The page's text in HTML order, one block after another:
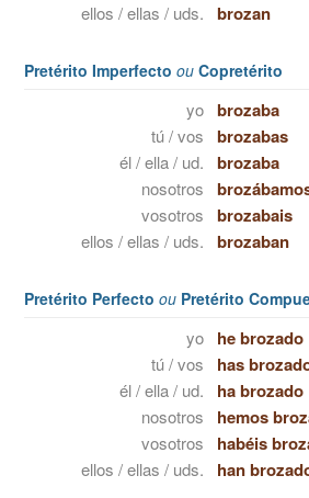
ellos / ellas / uds. brozan
Pretérito Imperfecto ou Copretérito
yo brozaba
tú / vos brozabas
él / ella / ud. brozaba
nosotros
vosotros brozabais
ellos / ellas / uds. brozaban
Pretérito Perfecto ou Pretérito
yo he brozado
tú / vos has
él / ella / ud. ha brozado
nosotros hemos
vosotros habéis
ellos / ellas / uds. han